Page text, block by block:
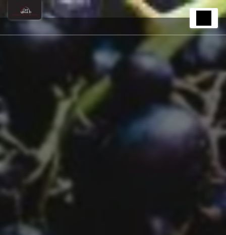
Panneau de gestion des cookies